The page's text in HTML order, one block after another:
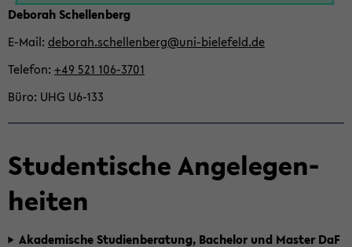
De­bo­rah Schel­len­berg
E-​Mail de­bo­rah.schel­len­berg@uni-​bielefeld.de
Te­le­fon +49 521 106-​3701
Büro UHG U6-​133
Stu­den­ti­sche An­ge­le­gen­
hei­ten
Aka­de­mi­sche Stu­di­en­be­ra­tung, Ba­che­lor und Mas­ter DaF